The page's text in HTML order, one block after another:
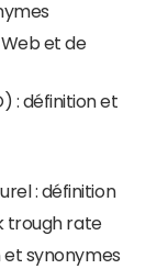
et de
: définition et
: définition
trough rate
et synonymes